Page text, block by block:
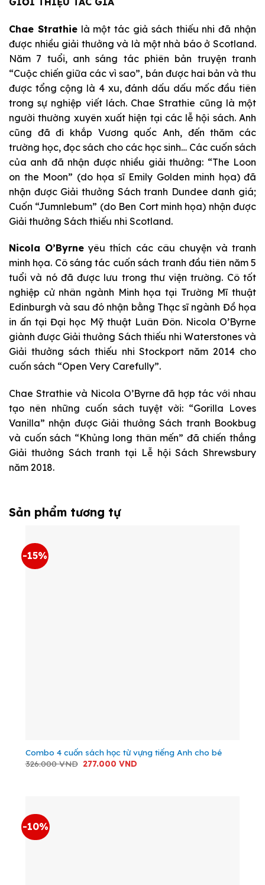
Chae Strathielà một tác giả sách thiếu nhi đã nhận
được nhiều giải thưởng và là một nhà báo ở Scotland.
Năm 7 tuổi, anh sáng tác phiên bản truyện tranh
“Cuộc chiến giữa các vì sao”, bán được hai bản và thu
được tổng cộng là 4 xu, đánh dấu dấu mốc đầu tiên
trong sự nghiệp viết lách. Chae Strathie cũng là một
người thường xuyên xuất hiện tại các lễ hội sách. Anh
cũng đã đi khắp Vương quốc Anh, đến thăm các
trường học, đọc sách cho các học sinh… Các cuốn sách
của anh đã nhận được nhiều giải thưởng: “The Loon
on the Moon” (do họa sĩ Emily Golden minh họa) đã
nhận được Giải thưởng Sách tranh Dundee danh giá;
Cuốn “Jumnlebum” (do Ben Cort minh họa) nhận được
Giải thưởng Sách thiếu nhi Scotland.
Nicola O’Byrne yêu thích các câu chuyện và tranh
minh họa. Cô sáng tác cuốn sách tranh đầu tiên năm 5
tuổi và nó đã được lưu trong thư viện trường. Cô tốt
nghiệp cử nhân ngành Minh họa tại Trường Mĩ thuật
Edinburgh và sau đó nhận bằng Thạc sĩ ngành Đồ họa
in ấn tại Đại học Mỹ thuật Luân Đôn. Nicola O’Byrne
giành được Giải thưởng Sách thiếu nhi Waterstones và
Giải thưởng sách thiếu nhi Stockport năm 2014 cho
cuốn sách “Open Very Carefully”.
Chae Strathie và Nicola O’Byrne đã hợp tác với nhau
tạo nên những cuốn sách tuyệt vời: “Gorilla Loves
Vanilla” nhận được Giải thưởng Sách tranh Bookbug
và cuốn sách “Khủng long thân mến” đã chiến thắng
Giải thưởng Sách tranh tại Lễ hội Sách Shrewsbury
năm 2018.
Sản phẩm tương tự
-15%
Combo 4 cuốn sách học từ vựng tiếng Anh cho bé
326.000VND Giá
277.000 VNDGiá
-10%